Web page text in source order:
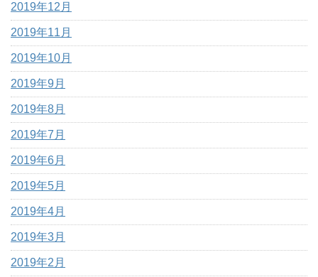
2019年12月
2019年11月
2019年10月
2019年9月
2019年8月
2019年7月
2019年6月
2019年5月
2019年4月
2019年3月
2019年2月